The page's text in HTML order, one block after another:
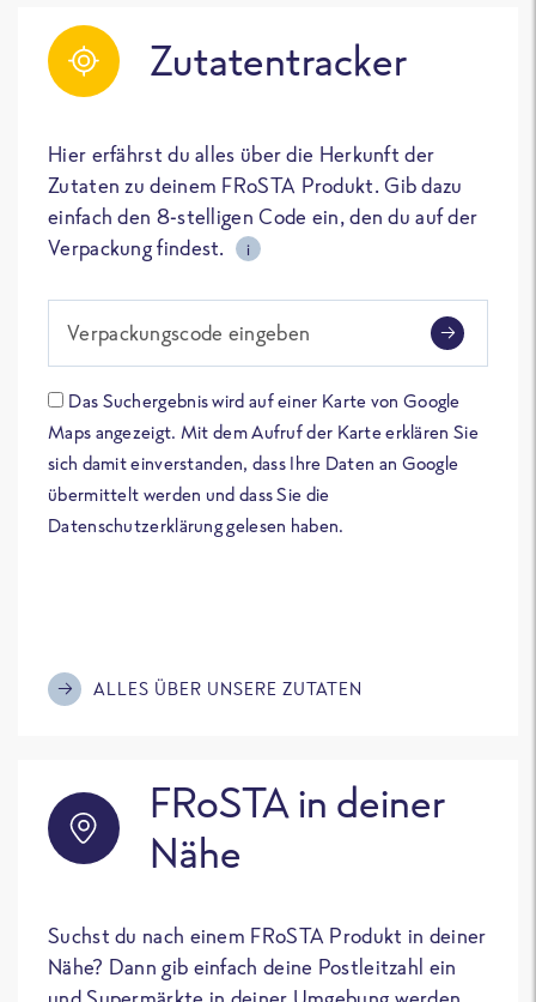
Zutatentracker
Hier erfährst du alles über die Herkunft der
Zutaten zu deinem FRoSTA Produkt. Gib dazu
einfach den 8-stelligen Code ein, den du auf der
Verpackung findest.
i
Verpackungscode eingeben
Das Suchergebnis wird auf einer Karte von Google
Maps angezeigt. Mit dem Aufruf der Karte erklären Sie
sich damit einverstanden, dass Ihre Daten an Google
übermittelt werden und dass Sie die
Datenschutzerklärung gelesen haben.
ALLES ÜBER UNSERE ZUTATEN
FRoSTA in deiner
Nähe
Suchst du nach einem FRoSTA Produkt in deiner
Nähe? Dann gib einfach deine Postleitzahl ein